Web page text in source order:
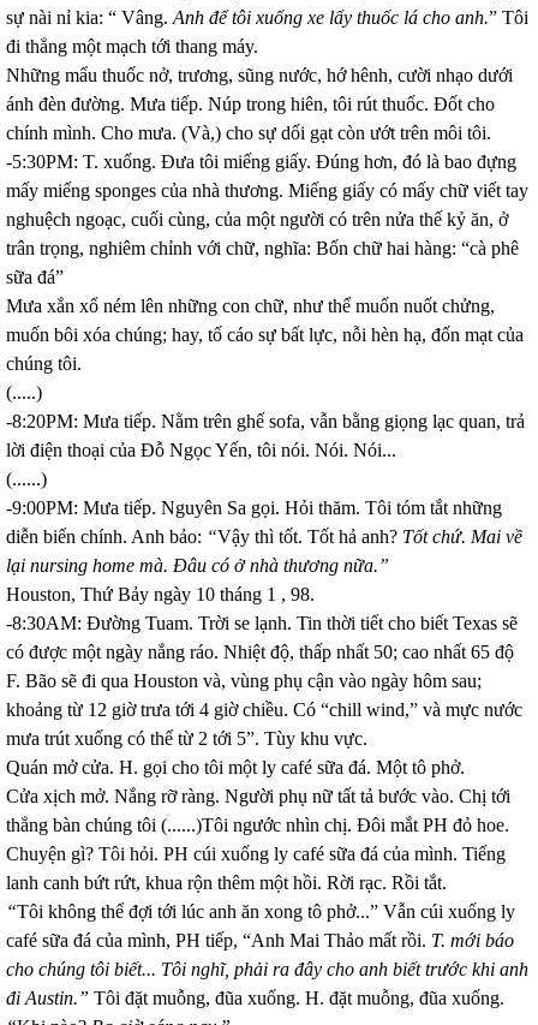
sự nài nỉ kia: “ Vâng. Anh để tôi xuống xe lấy thuốc lá cho anh.” Tôi
đi thẳng một mạch tới thang máy.
Những mẩu thuốc nở, trương, sũng nước, hớ hênh, cười nhạo dưới
ánh đèn đường. Mưa tiếp. Núp trong hiên, tôi rút thuốc. Đốt cho
chính mình. Cho mưa. (Và,) cho sự dối gạt còn ướt trên môi tôi.
-5:30PM: T. xuống. Đưa tôi miếng giấy. Đúng hơn, đó là bao đựng
mấy miếng sponges của nhà thương. Miếng giấy có mấy chữ viết tay
nghuệch ngoạc, cuối cùng, của một người có trên nửa thế kỷ ăn, ở
trân trọng, nghiêm chỉnh với chữ, nghĩa: Bốn chữ hai hàng: “cà phê
sữa đá”
Mưa xắn xổ ném lên những con chữ, như thể muốn nuốt chửng,
muốn bôi xóa chúng; hay, tố cáo sự bất lực, nỗi hèn hạ, đốn mạt của
chúng tôi.
(.....)
-8:20PM: Mưa tiếp. Nằm trên ghế sofa, vẫn bằng giọng lạc quan, trả
lời điện thoại của Đỗ Ngọc Yến, tôi nói. Nói. Nói...
(......)
-9:00PM: Mưa tiếp. Nguyên Sa gọi. Hỏi thăm. Tôi tóm tắt những
diễn biến chính. Anh bảo: “Vậy thì tốt. Tốt hả anh? Tốt chứ. Mai về
lại nursing home mà. Đâu có ở nhà thương nữa.”
Houston, Thứ Bảy ngày 10 tháng 1 , 98.
-8:30AM: Đường Tuam. Trời se lạnh. Tin thời tiết cho biết Texas sẽ
có được một ngày nắng ráo. Nhiệt độ, thấp nhất 50; cao nhất 65 độ
F. Bão sẽ đi qua Houston và, vùng phụ cận vào ngày hôm sau;
khoảng từ 12 giờ trưa tới 4 giờ chiều. Có “chill wind,” và mực nước
mưa trút xuống có thể từ 2 tới 5”. Tùy khu vực.
Quán mở cửa. H. gọi cho tôi một ly café sữa đá. Một tô phở.
Cửa xịch mở. Nắng rỡ ràng. Người phụ nữ tất tả bước vào. Chị tới
thẳng bàn chúng tôi (......)Tôi ngước nhìn chị. Đôi mắt PH đỏ hoe.
Chuyện gì? Tôi hỏi. PH cúi xuống ly café sữa đá của mình. Tiếng
lanh canh bứt rứt, khua rộn thêm một hồi. Rời rạc. Rồi tắt.
“Tôi không thể đợi tới lúc anh ăn xong tô phở...” Vẫn cúi xuống ly
café sữa đá của mình, PH tiếp, “Anh Mai Thảo mất rồi. T. mới báo
cho chúng tôi biết... Tôi nghĩ, phải ra đây cho anh biết trước khi anh
đi Austin.” Tôi đặt muỗng, đũa xuống. H. đặt muỗng, đũa xuống.